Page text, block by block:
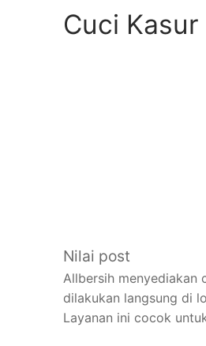
Cuci
Nilai post
Allbersih menyediakan
dilakukan langsung di
Layanan ini cocok